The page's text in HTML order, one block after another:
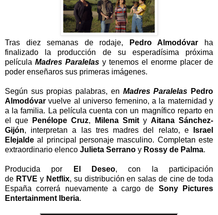
Tras diez semanas de rodaje, Pedro Almodóvar ha
finalizado la producción de su esperadísima próxima
película Madres Paralelas y tenemos el enorme placer de
poder enseñaros sus primeras imágenes.
Según sus propias palabras, en Madres Paralelas Pedro
Almodóvar vuelve al universo femenino, a la maternidad y
a la familia. La película cuenta con un magnífico reparto en
el que
Penélope Cruz, Milena Smity Aitana Sánchez-
Gijón, interpretan a las tres madres del relato, e
Israel
Elejalde al principal personaje masculino. Completan este
extraordinario elenco Julieta Serrano y Rossy de Palma.
Producida por El Deseo, con la participación
de RTVE y Netflix, su distribución en salas de cine de toda
España correrá nuevamente a cargo de Sony Pictures
Entertainment Iberia.